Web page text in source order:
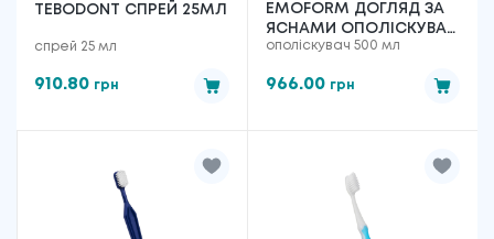
TEBODONT СПРЕЙ 25МЛ
спрей 25 мл
910.80 грн
EMOFORM ДОГЛЯД ЗА
ЯСНАМИ ОПОЛІСКУВАЧ
ДЛЯ ПОРОЖНИНИ
500МЛ
ополіскувач 500 мл
966.00 грн